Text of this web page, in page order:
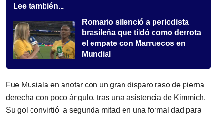
Lee también...
Romario silenció a periodista
brasileña que tildó como derrota
el empate con Marruecos en
Mundial
Fue Musiala en anotar con un gran disparo raso de pierna
derecha con poco ángulo, tras una asistencia de Kimmich.
Su gol convirtió la segunda mitad en una formalidad para